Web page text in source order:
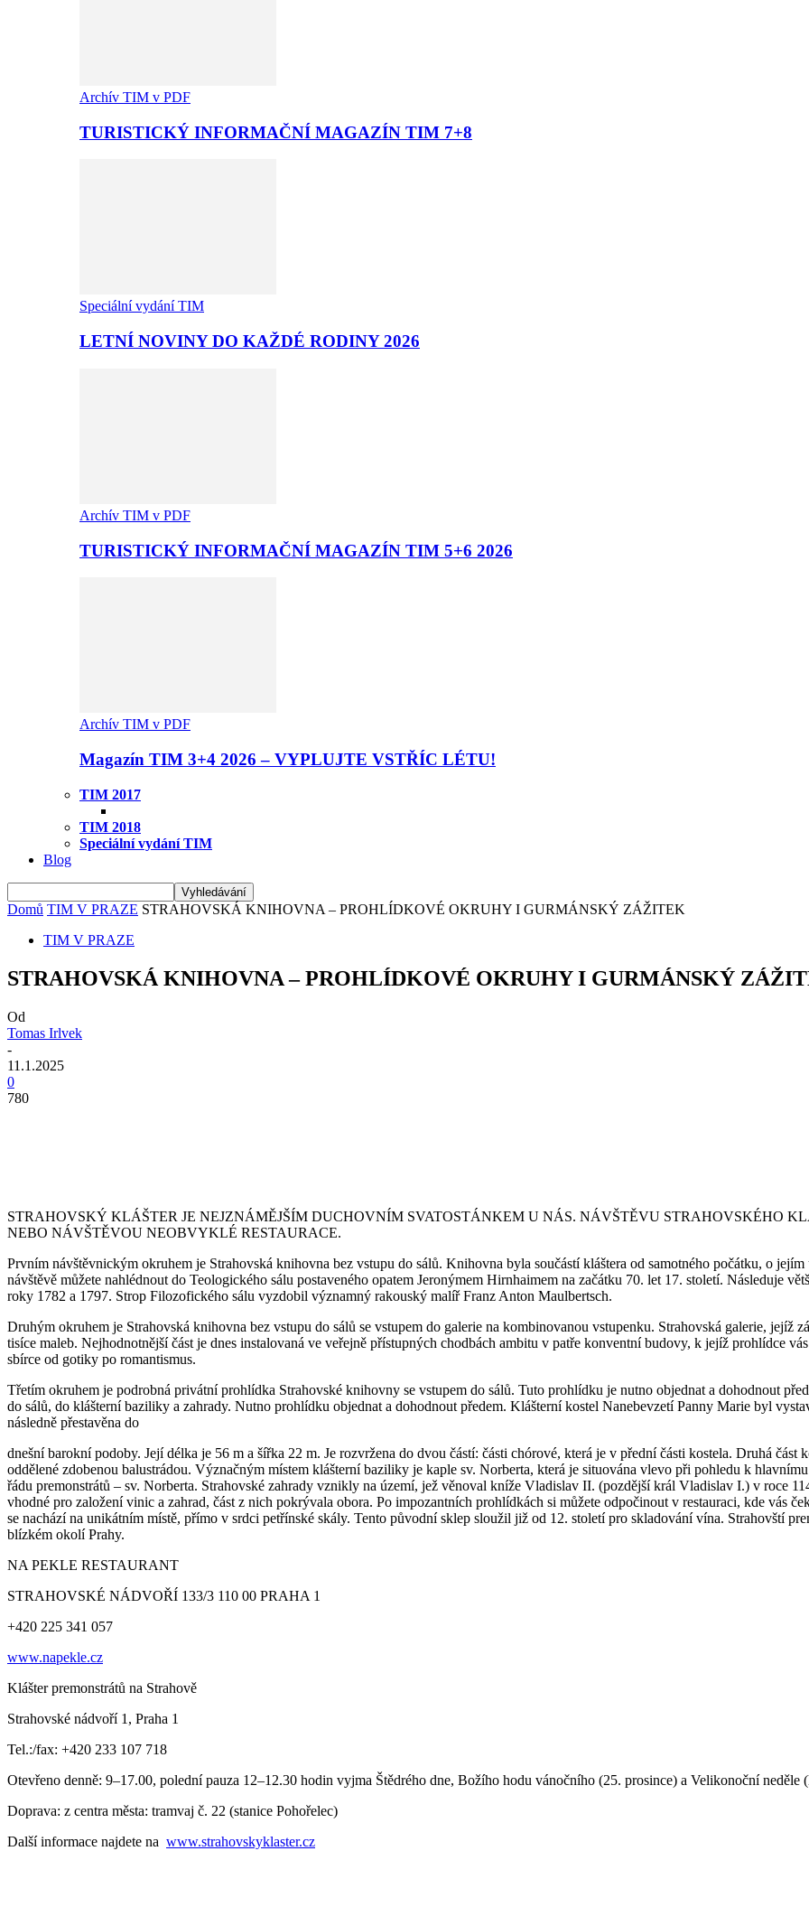
Archív TIM v PDF
TURISTICKÝ INFORMAČNÍ MAGAZÍN TIM 7+8
Speciální vydání TIM
LETNÍ NOVINY DO KAŽDÉ RODINY 2026
Archív TIM v PDF
TURISTICKÝ INFORMAČNÍ MAGAZÍN TIM 5+6 2026
Archív TIM v PDF
Magazín TIM 3+4 2026 – VYPLUJTE VSTŘÍC LÉTU!
TIM 2017
TIM 2018
Speciální vydání TIM
Blog
Domů TIM V PRAZE STRAHOVSKÁ KNIHOVNA – PROHLÍDKOVÉ OKRUHY I GURMÁNSKÝ ZÁŽITEK
TIM V PRAZE
STRAHOVSKÁ KNIHOVNA – PROHLÍDKOVÉ OKRUHY I GURMÁNSKÝ
Od
Tomas Irlvek
-
11.1.2025
0
780
STRAHOVSKÝ KLÁŠTER JE NEJZNÁMĚJŠÍM DUCHOVNÍM SVATOSTÁNKEM U NÁS. NÁVŠTĚVU STRAHOVSKÉHO
NEBO NÁVŠTĚVOU NEOBVYKLÉ RESTAURACE.
Prvním návštěvnickým okruhem je Strahovská knihovna bez vstupu do sálů. Knihovna byla součástí kláštera od samotného počátku, o
návštěvě můžete nahlédnout do Teologického sálu postaveného opatem Jeronýmem Hirnhaimem na začátku 70. let 17. století. Následuje
roky 1782 a 1797. Strop Filozofického sálu vyzdobil významný rakouský malíř Franz Anton Maulbertsch.
Druhým okruhem je Strahovská knihovna bez vstupu do sálů se vstupem do galerie na kombinovanou vstupenku. Strahovská galerie, jejíž
tisíce maleb. Nejhodnotnější část je dnes instalovaná ve veřejně přístupných chodbách ambitu v patře konventní budovy, k jejíž prohlídce
sbírce od gotiky po romantismus.
Třetím okruhem je podrobná privátní prohlídka Strahovské knihovny se vstupem do sálů. Tuto prohlídku je nutno objednat a dohodnout
do sálů, do klášterní baziliky a zahrady. Nutno prohlídku objednat a dohodnout předem. Klášterní kostel Nanebevzetí Panny Marie byl
následně přestavěna do
dnešní barokní podoby. Její délka je 56 m a šířka 22 m. Je rozvržena do dvou částí: části chórové, která je v přední části kostela. Druhá
oddělené zdobenou balustrádou. Význačným místem klášterní baziliky je kaple sv. Norberta, která je situována vlevo při pohledu k
řádu premonstrátů – sv. Norberta. Strahovské zahrady vznikly na území, jež věnoval kníže Vladislav II. (pozdější král Vladislav I.) v roce
vhodné pro založení vinic a zahrad, část z nich pokrývala obora. Po impozantních prohlídkách si můžete odpočinout v restauraci, kde vás
se nachází na unikátním místě, přímo v srdci petřínské skály. Tento původní sklep sloužil již od 12. století pro skladování vína. Strahovští
blízkém okolí Prahy.
NA PEKLE RESTAURANT
STRAHOVSKÉ NÁDVOŘÍ 133/3 110 00 PRAHA 1
+420 225 341 057
www.napekle.cz
Klášter premonstrátů na Strahově
Strahovské nádvoří 1, Praha 1
Tel.:/fax: +420 233 107 718
Otevřeno denně: 9–17.00, polední pauza 12–12.30 hodin vyjma Štědrého dne, Božího hodu vánočního (25. prosince) a Velikonoční neděle
Doprava: z centra města: tramvaj č. 22 (stanice Pohořelec)
Další informace najdete na www.strahovskyklaster.cz